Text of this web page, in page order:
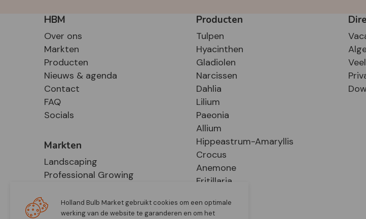
HBM
Over ons
Markten
Producten
Nieuws & agenda
Contact
FAQ
Socials
Markten
Landscaping
Professional Growing
Retail
Producten
Tulpen
Hyacinthen
Gladiolen
Narcissen
Dahlia
Lilium
Paeonia
Allium
Hippeastrum-Amaryllis
Crocus
Anemone
Fritillaria
Holland Bulb Market gebruikt cookies om een optimale
werking van de website te garanderen en om het